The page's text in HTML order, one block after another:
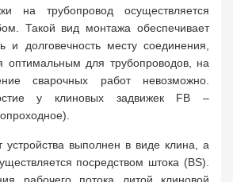
на трубопровод осуществляется
Такой вид монтажа обеспечивает
и долговечность месту соединения,
оптимальным для трубопроводов, на
сварочных работ невозможно.
у клиновых задвижек FB –
выполнен в виде клина, а
посредством штока (BS).